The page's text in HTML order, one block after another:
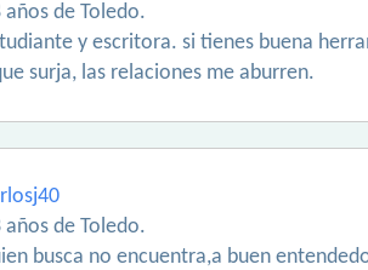
años de Toledo.
y escritora. si tienes buena
surja, las relaciones me aburren.
años de Toledo.
busca no encuentra,a buen